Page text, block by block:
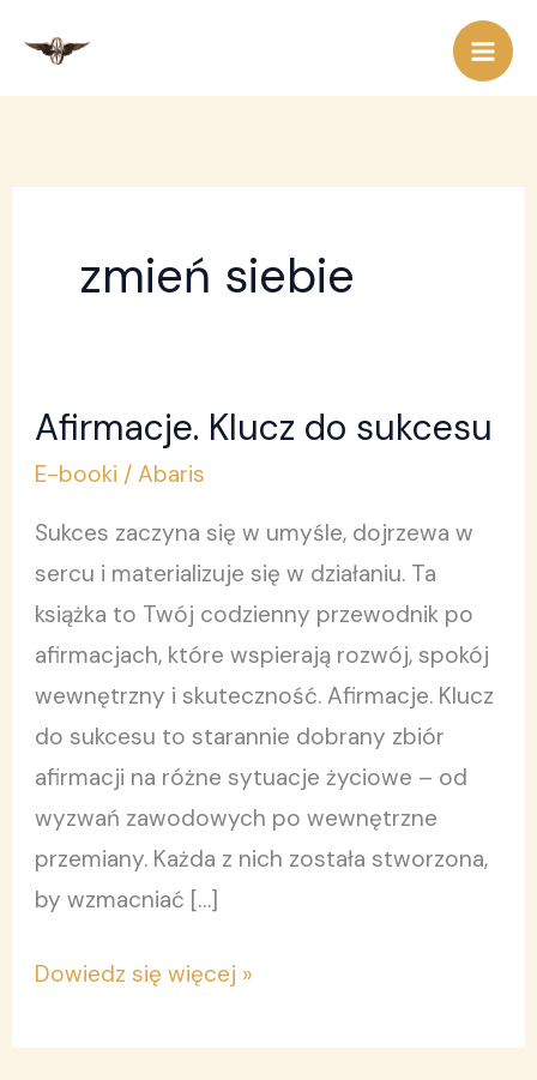
treści
zmień siebie
Afirmacje. Klucz do sukcesu
E-booki /Abaris
Sukces zaczyna się w umyśle, dojrzewa w
sercu i materializuje się w działaniu. Ta
książka to Twój codzienny przewodnik po
afirmacjach, które wspierają rozwój, spokój
wewnętrzny i skuteczność. Afirmacje. Klucz
do sukcesu to starannie dobrany zbiór
afirmacji na różne sytuacje życiowe – od
wyzwań zawodowych po wewnętrzne
przemiany. Każda z nich została stworzona,
by wzmacniać […]
Afirmacje.
Klucz
sukcesu
Dowiedz się więcej »